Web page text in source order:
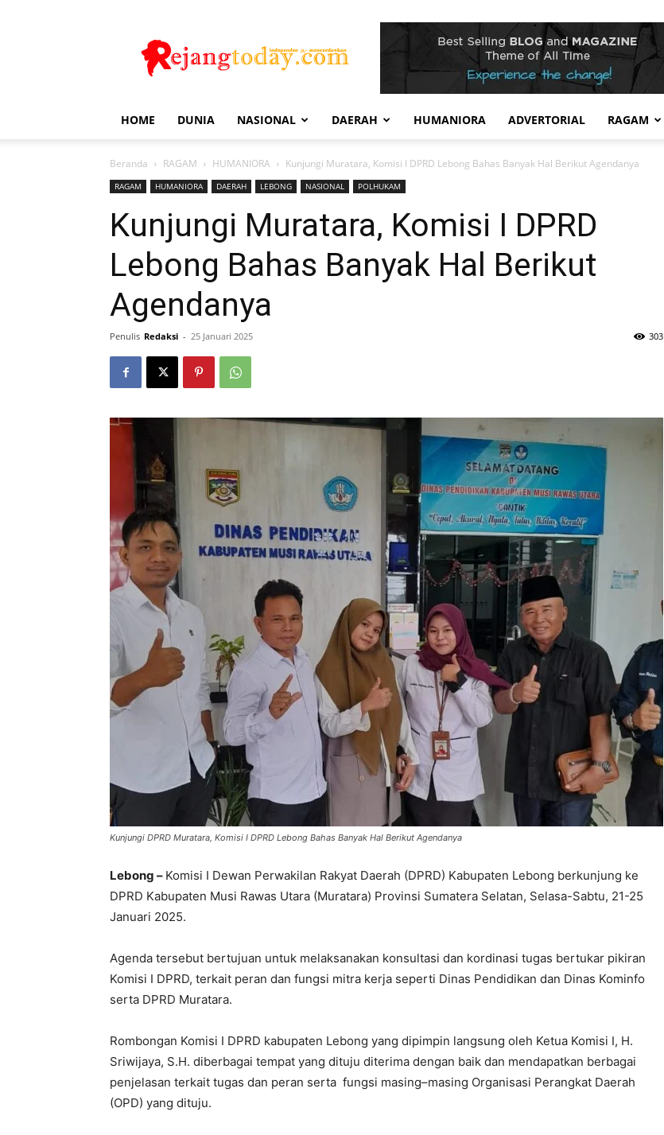
Today
HOME DUNIA NASIONAL DAERAH HUMANIORA ADVERTORIAL RAGAM
Beranda RAGAM HUMANIORA Kunjungi Muratara, Komisi I DPRD Lebong Bahas Banyak Hal Berikut Agendanya
RAGAM HUMANIORA DAERAH LEBONG NASIONAL POLHUKAM
Kunjungi Muratara, Komisi I DPRD
Lebong Bahas Banyak Hal Berikut
Agendanya
Penulis Redaksi - 25 Januari 2025 303
Kunjungi DPRD Muratara, Komisi I DPRD Lebong Bahas Banyak Hal Berikut Agendanya
Lebong – Komisi I Dewan Perwakilan Rakyat Daerah (DPRD) Kabupaten Lebong berkunjung ke
DPRD Kabupaten Musi Rawas Utara (Muratara) Provinsi Sumatera Selatan, Selasa-Sabtu, 21-25
Januari 2025.
Agenda tersebut bertujuan untuk melaksanakan konsultasi dan kordinasi tugas bertukar pikiran
Komisi I DPRD, terkait peran dan fungsi mitra kerja seperti Dinas Pendidikan dan Dinas Kominfo
serta DPRD Muratara.
Rombongan Komisi I DPRD kabupaten Lebong yang dipimpin langsung oleh Ketua Komisi I, H.
Sriwijaya, S.H. diberbagai tempat yang dituju diterima dengan baik dan mendapatkan berbagai
penjelasan terkait tugas dan peran serta fungsi masing–masing Organisasi Perangkat Daerah
(OPD) yang dituju.